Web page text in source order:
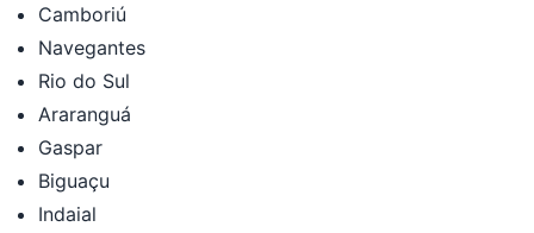
Camboriú
Navegantes
Rio do Sul
Araranguá
Gaspar
Biguaçu
Indaial